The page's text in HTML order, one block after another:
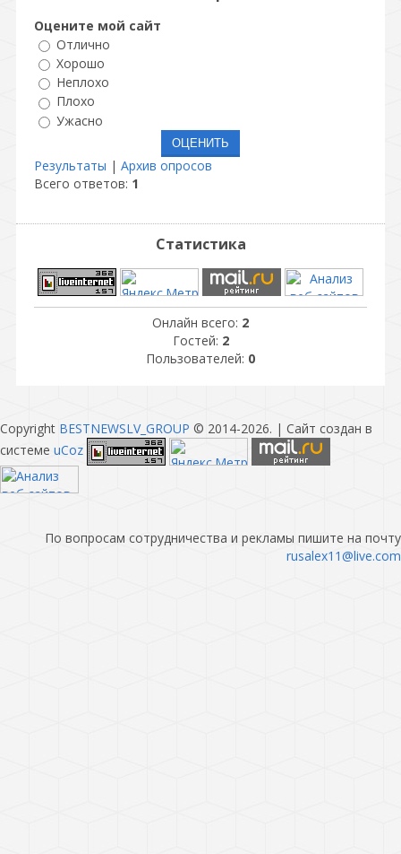
Оцените мой сайт
Отлично
Хорошо
Неплохо
Плохо
Ужасно
Результаты | Архив опросов
Всего ответов: 1
Статистика
Онлайн всего: 2
Гостей: 2
Пользователей: 0
Copyright BESTNEWSLV_GROUP © 2014-2026. | Сайт создан в
системе uCoz
По вопросам сотрудничества и рекламы пишите на почту
rusalex11@live.com